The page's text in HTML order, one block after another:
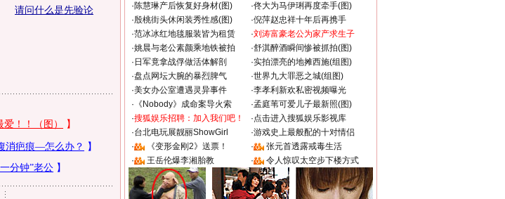
请问什么是先验论
·陈慧琳产后恢复好身材(图) ·佟大为马伊琍再度牵手(图)
·殷桃街头休闲装秀性感(图) ·倪萍赵忠祥十年后再携手
·范冰冰红地毯服装皆为租赁 ·刘涛富豪老公为家产求生子
·姚晨与老公素颜乘地铁被拍 ·舒淇醉酒瞬间惨被抓拍(图)
· 日军竟拿战俘做活体解剖 ·实拍漂亮的地摊西施(组图)
·盘点网坛大腕的暴烈脾气 ·世界九大罪恶之城(组图)
·美女办公室遭遇灵异事件 ·李孝利新欢私密视频曝光
· 《Nobody》成命案导火索 ·孟庭苇可爱儿子最新照(图)
·搜狐娱乐招聘：加入我们吧！ ·点击进入搜狐娱乐影视库
·台北电玩展靓丽ShowGirl ·游戏史上最般配的十对情侣
·
《变形金刚2》送票！ ·
张元首透露戒毒生活
·
王岳伦爆李湘胎教 · 令人惊叹太空步下楼方式